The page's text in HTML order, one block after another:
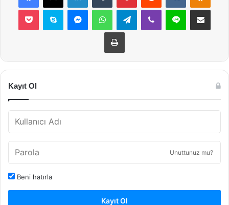
Pocket Skype MessengerWhatsAppTelegramViber Line E-Posta ile
Yazdır
Kayıt Ol
Unuttunuz mu?
Beni hatırla
Kayıt Ol